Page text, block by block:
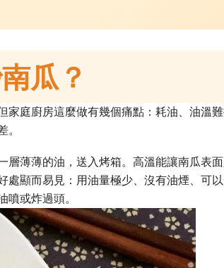
瓜？
家庭廚房這麼做有幾個痛點：耗油、油溫
。
層薄薄的油，送入烤箱。高溫能讓南瓜表
處顯而易見：用油量極少、沒有油煙、可
噴或炸過頭。